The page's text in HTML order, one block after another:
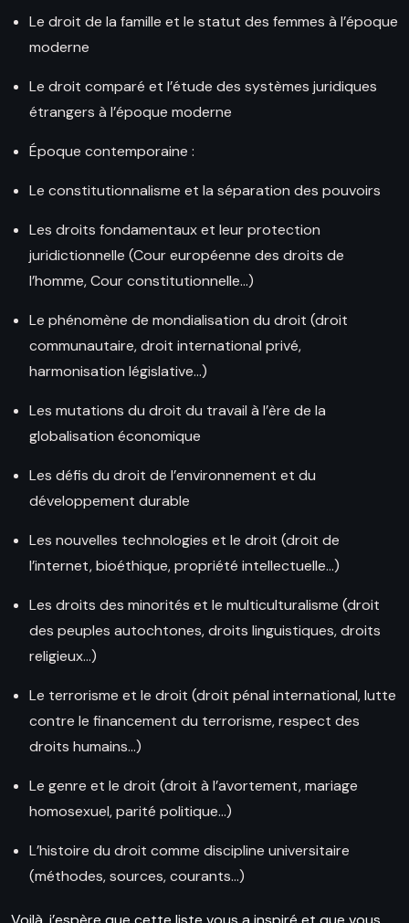
Le droit de la famille et le statut des femmes à l’époque
moderne
Le droit comparé et l’étude des systèmes juridiques
étrangers à l’époque moderne
Époque contemporaine :
Le constitutionnalisme et la séparation des pouvoirs
Les droits fondamentaux et leur protection
juridictionnelle (Cour européenne des droits de
l’homme, Cour constitutionnelle…)
Le phénomène de mondialisation du droit (droit
communautaire, droit international privé,
harmonisation législative…)
Les mutations du droit du travail à l’ère de la
globalisation économique
Les défis du droit de l’environnement et du
développement durable
Les nouvelles technologies et le droit (droit de
l’internet, bioéthique, propriété intellectuelle…)
Les droits des minorités et le multiculturalisme (droit
des peuples autochtones, droits linguistiques, droits
religieux…)
Le terrorisme et le droit (droit pénal international, lutte
contre le financement du terrorisme, respect des
droits humains…)
Le genre et le droit (droit à l’avortement, mariage
homosexuel, parité politique…)
L’histoire du droit comme discipline universitaire
(méthodes, sources, courants…)